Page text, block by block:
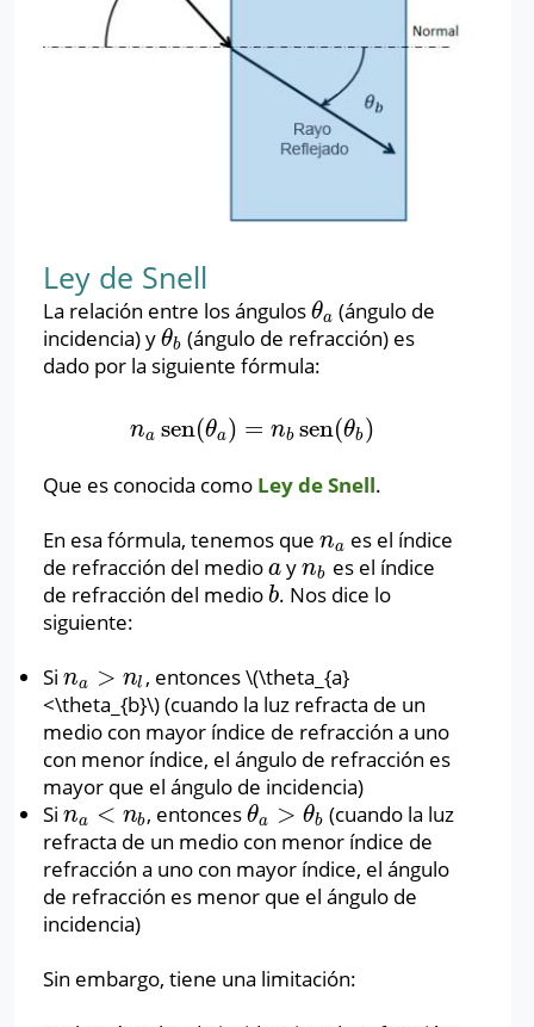
Ley de Snell
La relación entre los ángulos θa
θa (ángulo de
incidencia) y θb
θb (ángulo de refracción) es
dado por la siguiente fórmula:
na sen(θa) = nb sen(θb )
nasen(θa)=n bsen(θb)
Que es conocida como Ley de Snell.
En esa fórmula, tenemos que na
na es el índice
de refracción del medio a
a ynb
nb es el índice
de refracción del medio b
b. Nos dice lo
siguiente:
Si na > nl
na> nl , entonces \(\theta_{a}
<\theta_{b}\)(cuando la luz refracta de un
medio con mayor índice de refracción a uno
con menor índice, el ángulo de refracción es
mayor que el ángulo de incidencia)
Si na < nb
na< nb , entoncesθa > θb
θa >θb
(cuando la luz
refracta de un medio con menor índice de
refracción a uno con mayor índice, el ángulo
de refracción es menor que el ángulo de
incidencia)
Sin embargo, tiene una limitación: